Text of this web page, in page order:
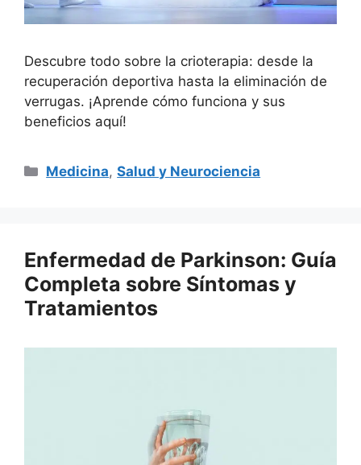
Descubre todo sobre la crioterapia: desde la
recuperación deportiva hasta la eliminación de
verrugas. ¡Aprende cómo funciona y sus
beneficios aquí!
Categorías
Medicina,Salud y Neurociencia
Enfermedad de Parkinson: Guía
Completa sobre Síntomas y
Tratamientos